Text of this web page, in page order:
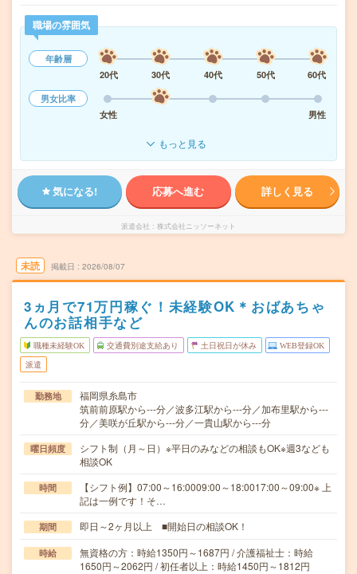
職場の雰囲気
年齢層
20代
30代 40代 50代
60代
男女比率
女性
男性
もっと見る
気になる! 応募へ進む 詳しく見る
派遣会社 株式会社ニッソーネット
未読 掲載日 2026/08/07
3ヵ月で71万円稼ぐ！未経験OK＊おばあちゃ
んのお話相手など
職種未経験OK 交通費別途支給あり 土日祝日が休み WEB登録OK
派遣
勤務地
福岡県糸島市
筑前前原駅から---分／波多江駅から---分／加布里駅から---
分／美咲が丘駅から---分／一貴山駅から---分
曜日頻度
シフト制（月～日）※平日のみなどの相談もOK※週3なども
相談OK
時間
【シフト例】07:00～16:0009:00～18:0017:00～09:00※ 上
記は一例です！そ…
期間 即日～2ヶ月以上 ■開始日の相談OK！
時給
無資格の方：時給1350円～1687円 / 介護福祉士：時給
1650円～2062円 / 初任者以上：時給1450円～1812円